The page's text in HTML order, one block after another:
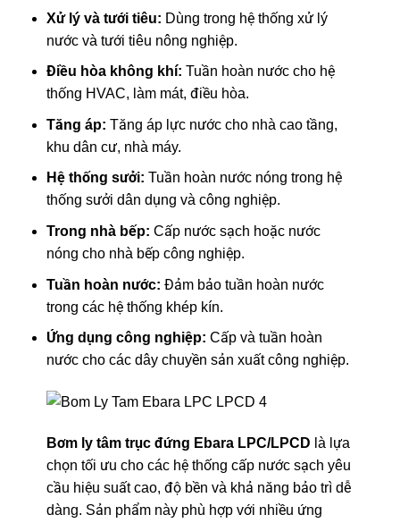
Xử lý và tưới tiêu: Dùng trong hệ thống xử lý
nước và tưới tiêu nông nghiệp.
Điều hòa không khí: Tuần hoàn nước cho hệ
thống HVAC, làm mát, điều hòa.
Tăng áp: Tăng áp lực nước cho nhà cao tầng,
khu dân cư, nhà máy.
Hệ thống sưởi: Tuần hoàn nước nóng trong hệ
thống sưởi dân dụng và công nghiệp.
Trong nhà bếp: Cấp nước sạch hoặc nước
nóng cho nhà bếp công nghiệp.
Tuần hoàn nước: Đảm bảo tuần hoàn nước
trong các hệ thống khép kín.
Ứng dụng công nghiệp: Cấp và tuần hoàn
nước cho các dây chuyền sản xuất công nghiệp.
Bơm ly tâm trục đứng Ebara LPC/LPCD là lựa
chọn tối ưu cho các hệ thống cấp nước sạch yêu
cầu hiệu suất cao, độ bền và khả năng bảo trì dễ
dàng. Sản phẩm này phù hợp với nhiều ứng